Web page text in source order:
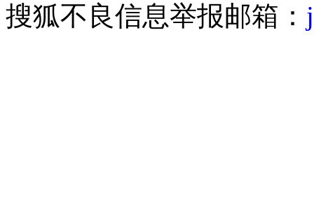
搜狐不良信息举报邮箱：